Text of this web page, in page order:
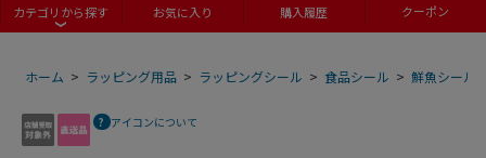
カテゴリから探す お気に入り 購入履歴 クーポン
ホーム > ラッピング用品 > ラッピングシール > 食品シール > 鮮魚シール
アイコンについて